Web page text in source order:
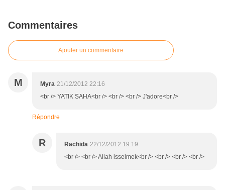
Commentaires
Ajouter un commentaire
M Myra 21/12/2012 22:16
<br /> YATIK SAHA<br /> <br /> <br /> J'adore<br />
Répondre
R Rachida 22/12/2012 19:19
<br /> <br /> Allah isselmek<br /> <br /> <br /> <br />